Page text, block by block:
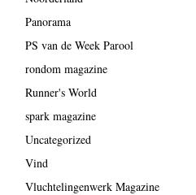
Panorama
PS van de Week Parool
rondom magazine
Runner's World
spark magazine
Uncategorized
Vind
Vluchtelingenwerk Magazine